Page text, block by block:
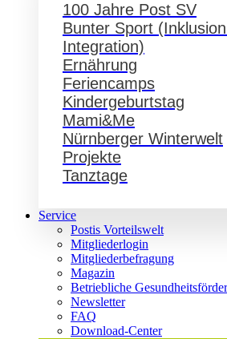
100 Jahre Post SV
Bunter Sport
Integration)
Ernährung
Feriencamps
Kindergeburtstag
Mami&Me
Nürnberger Winterwelt
Projekte
Tanztage
Service
Postis Vorteilswelt
Mitgliederlogin
Mitgliederbefragung
Magazin
Betriebliche
Newsletter
FAQ
Download-Center